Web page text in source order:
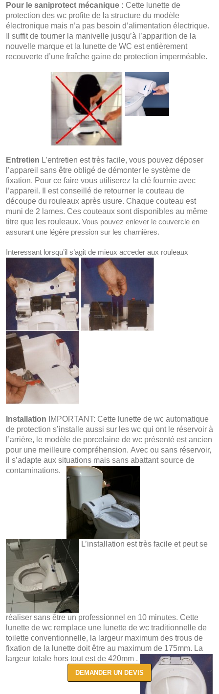
DEMANDER UN DEVIS
Pour le saniprotect mécanique : Cette lunette de
protection des wc profite de la structure du modèle
électronique mais n’a pas besoin d’alimentation électrique.
Il suffit de tourner la manivelle jusqu’à l’apparition de la
nouvelle marque et la lunette de WC est entièrement
recouverte d’une fraîche gaine de protection imperméable.
Entretien L’entretien est très facile, vous pouvez déposer
l’appareil sans être obligé de démonter le système de
fixation. Pour ce faire vous utiliserez la clé fournie avec
l’appareil. Il est conseillé de retourner le couteau de
découpe du rouleaux après usure. Chaque couteau est
muni de 2 lames. Ces couteaux sont disponibles au même
titre que les rouleaux. Vous pouvez enlever le couvercle en
assurant une légère pression sur les charnières.
Interessant lorsqu’il s’agit de mieux acceder aux rouleaux
Installation
IMPORTANT: Cette lunette de wc automatique
de protection s’installe aussi sur les wc qui ont le réservoir à
l’arrière, le modèle de porcelaine de wc présenté est ancien
pour une meilleure compréhension. Avec ou sans réservoir,
il s’adapte aux situations mais sans abattant source de
contaminations.
L’installation est très facile et peut se
réaliser sans être un professionnel en 10 minutes. Cette
lunette de wc remplace une lunette de wc traditionnelle de
toilette conventionnelle, la largeur maximum des trous de
fixation de la lunette doit être au maximum de 175mm. La
largeur totale hors tout est de 420mm .